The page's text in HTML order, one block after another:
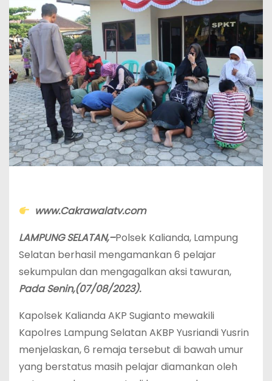
www.Cakrawalatv.com
LAMPUNG SELATAN,–Polsek Kalianda, Lampung
Selatan berhasil mengamankan 6 pelajar
sekumpulan dan mengagalkan aksi tawuran,
Pada Senin,(07/08/2023).
Kapolsek Kalianda AKP Sugianto mewakili
Kapolres Lampung Selatan AKBP Yusriandi Yusrin
menjelaskan, 6 remaja tersebut di bawah umur
yang berstatus masih pelajar diamankan oleh